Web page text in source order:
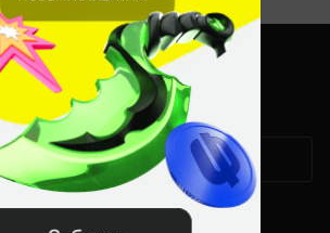
Мобильная версия